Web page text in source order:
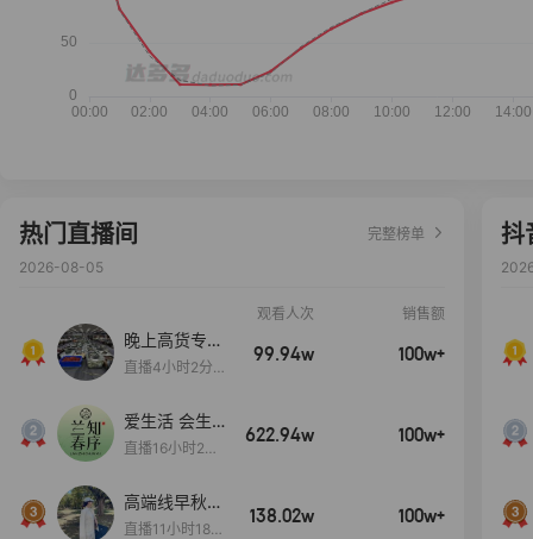
热门直播间
完整榜单
2026-08-05
观看人次 销售额
晚上高货专场
大放漏
直播4小时2分5
99.94w 100w+
爱生活 会生
活
直播16小时24
622.94w 100w+
高端线早秋现
货首发
直播11小时18分
138.02w 100w+
抖